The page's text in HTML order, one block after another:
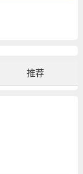
推荐